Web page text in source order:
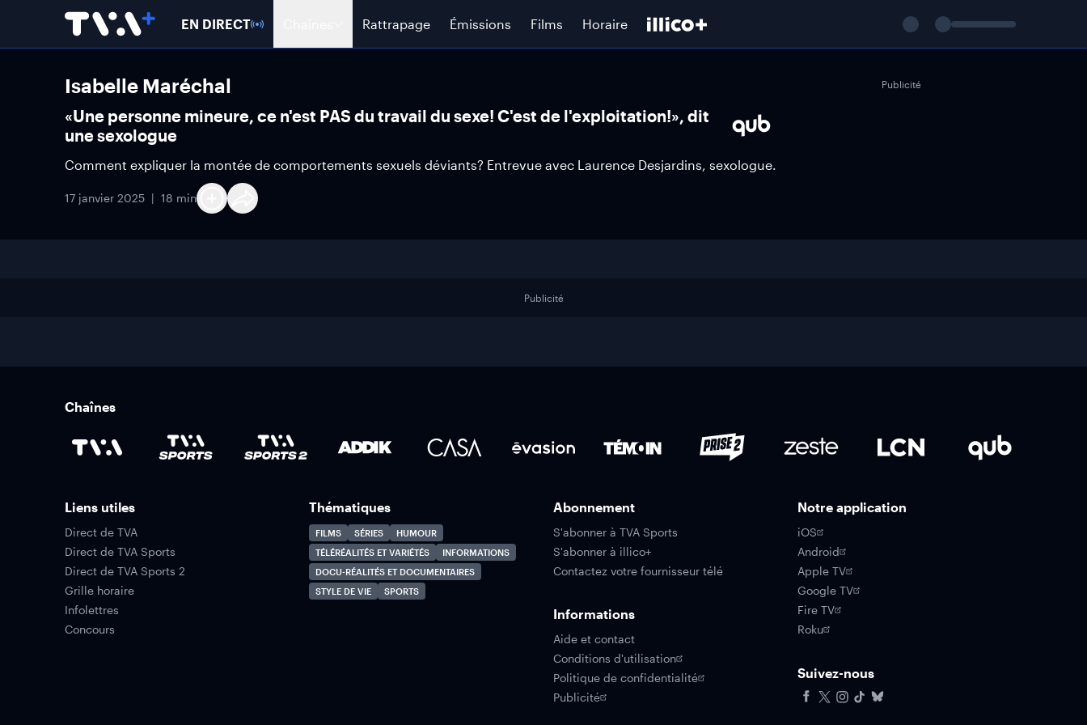
EN DIRECT Rattrapage Émissions Films Horaire
Isabelle Maréchal
«Une personne mineure, ce n'est PAS du travail du sexe! C'est de l'exploitation!», dit
une sexologue
Comment expliquer la montée de comportements sexuels déviants? Entrevue avec Laurence Desjardins, sexologue.
17 janvier 2025 18 min
Publicité
Publicité
Chaînes
Liens utiles
Direct de TVA
Direct de TVA Sports
Direct de TVA Sports 2
Grille horaire
Infolettres
Concours
Thématiques
FILMS SÉRIES
HUMOUR
TÉLÉRÉALITÉS ET VARIÉTÉS
INFORMATIONS
DOCU-RÉALITÉS ET DOCUMENTAIRES
STYLE DE VIE
SPORTS
Abonnement
S'abonner à TVA Sports
S'abonner à illico+
Contactez votre fournisseur télé
Informations
Aide et contact
Conditions d'utilisation
Politique de confidentialité
Publicité
Notre application
iOS
Android
Apple TV
Google TV
Fire TV
Roku
Suivez-nous